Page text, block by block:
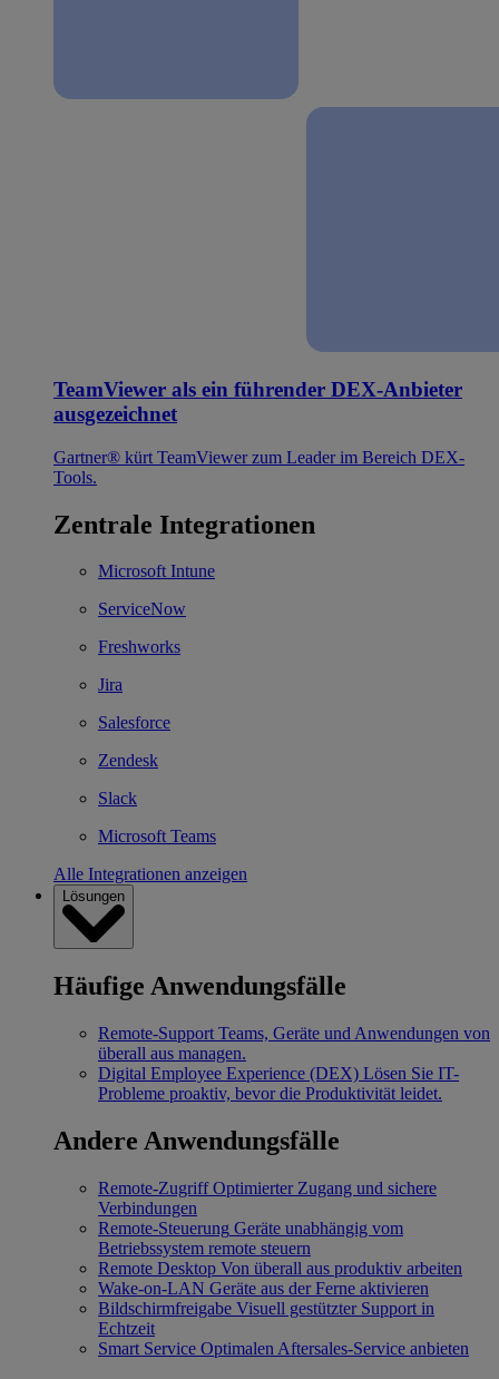
TeamViewer als ein führender DEX-Anbieter
ausgezeichnet
Gartner® kürt TeamViewer zum Leader im Bereich DEX-
Tools.
Zentrale Integrationen
Microsoft Intune
ServiceNow
Freshworks
Jira
Salesforce
Zendesk
Slack
Microsoft Teams
Alle Integrationen anzeigen
Lösungen
Häufige Anwendungsfälle
Remote-Support Teams, Geräte und Anwendungen von
überall aus managen.
Digital Employee Experience (DEX) Lösen Sie IT-
Probleme proaktiv, bevor die Produktivität leidet.
Andere Anwendungsfälle
Remote-Zugriff Optimierter Zugang und sichere
Verbindungen
Remote-Steuerung Geräte unabhängig vom
Betriebssystem remote steuern
Remote Desktop Von überall aus produktiv arbeiten
Wake-on-LAN Geräte aus der Ferne aktivieren
Bildschirmfreigabe Visuell gestützter Support in
Echtzeit
Smart Service Optimalen Aftersales-Service anbieten